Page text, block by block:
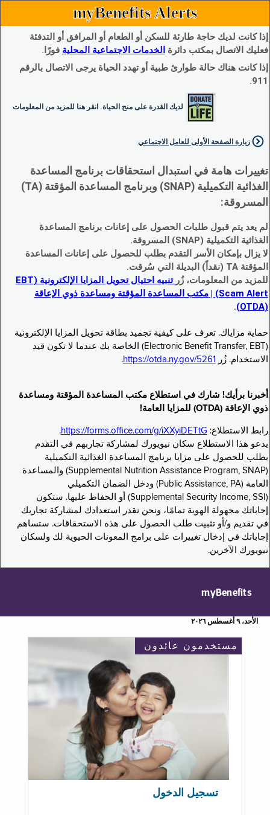
myBenefits Alerts
إذا كانت لديك حاجة طارئة للسكن أو الطعام أو المرافق أو التدفئة
فعليك الاتصال بمكتب دائرة الخدمات الاجتماعية المحلية فورًا.
إذا كانت هناك حالة طوارئ طبية أو تهدد الحياة يرجى الاتصال بالرقم
911.
لديك القدرة على منح الحياة. انقر هنا للمزيد من المعلومات
زيارة الصفحة الأولى للعامل الاجتماعي
تغييرات هامة في استبدال استحقاقات برنامج المساعدة
الغذائية التكميلية (SNAP) وبرنامج المساعدة المؤقتة (TA)
المسروقة:
لم يعد يتم قبول طلبات الحصول على إعانات برنامج المساعدة
الغذائية التكميلية (SNAP) المسروقة.
لا يزال بإمكان الأسر التقدم بطلب للحصول على إعانات المساعدة
المؤقتة TA (نقداً) البديلة التي سُرقت.
للمزيد من المعلومات، زُر
تنبيه احتيال تحويل المزايا الإلكترونية (EBT
Scam Alert) | مكتب المساعدة المؤقتة ومساعدة ذوي الإعاقة
(OTDA)
.
حماية مزاياك. تعرف على كيفية تجميد بطاقة تحويل المزايا الإلكترونية
(Electronic Benefit Transfer, EBT) الخاصة بك عندما لا تكون قيد
الاستخدام. زُر
https://otda.ny.gov/5261
.
أخبرنا برأيك! شارك في استطلاع مكتب المساعدة المؤقتة ومساعدة
ذوي الإعاقة (OTDA) للمزايا العامة!
رابط الاستطلاع: https://forms.office.com/g/iXXyiDETtG
.
يدعو هذا الاستطلاع سكان نيويورك لمشاركة تجاربهم في التقدم
بطلب للحصول على مزايا برنامج المساعدة الغذائية التكميلية
(Supplemental Nutrition Assistance Program, SNAP) والمساعدة
العامة (Public Assistance, PA) ودخل الضمان التكميلي
(Supplemental Security Income, SSI) أو الحفاظ عليها. ستكون
إجاباتك مجهولة الهوية تمامًا، ونحن نقدر استعدادك لمشاركة تجاربك
في تقديم و/أو تثبيت طلب الحصول على هذه الاستحقاقات. ستساهم
إجاباتك في إدخال تغييرات على برامج المعونات الحيوية لك ولسكان
نيويورك الآخرين.
myBenefits
الأحد، ٩ أغسطس ٢٠٢٦
مستخدمون عائدون
تسجيل الدخول